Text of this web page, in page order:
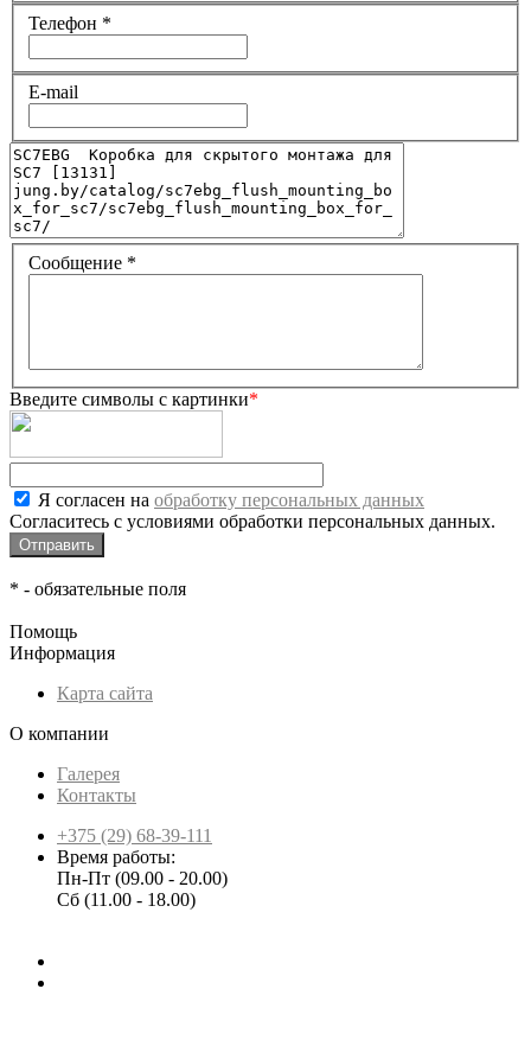
Телефон *
E-mail
Сообщение *
Введите символы с картинки*
Я согласен на обработку персональных данных
Согласитесь с условиями обработки персональных данных.
* - обязательные поля
Помощь
Информация
Карта сайта
О компании
Галерея
Контакты
+375 (29) 68-39-111
Время работы:
Пн-Пт (09.00 - 20.00)
Сб (11.00 - 18.00)